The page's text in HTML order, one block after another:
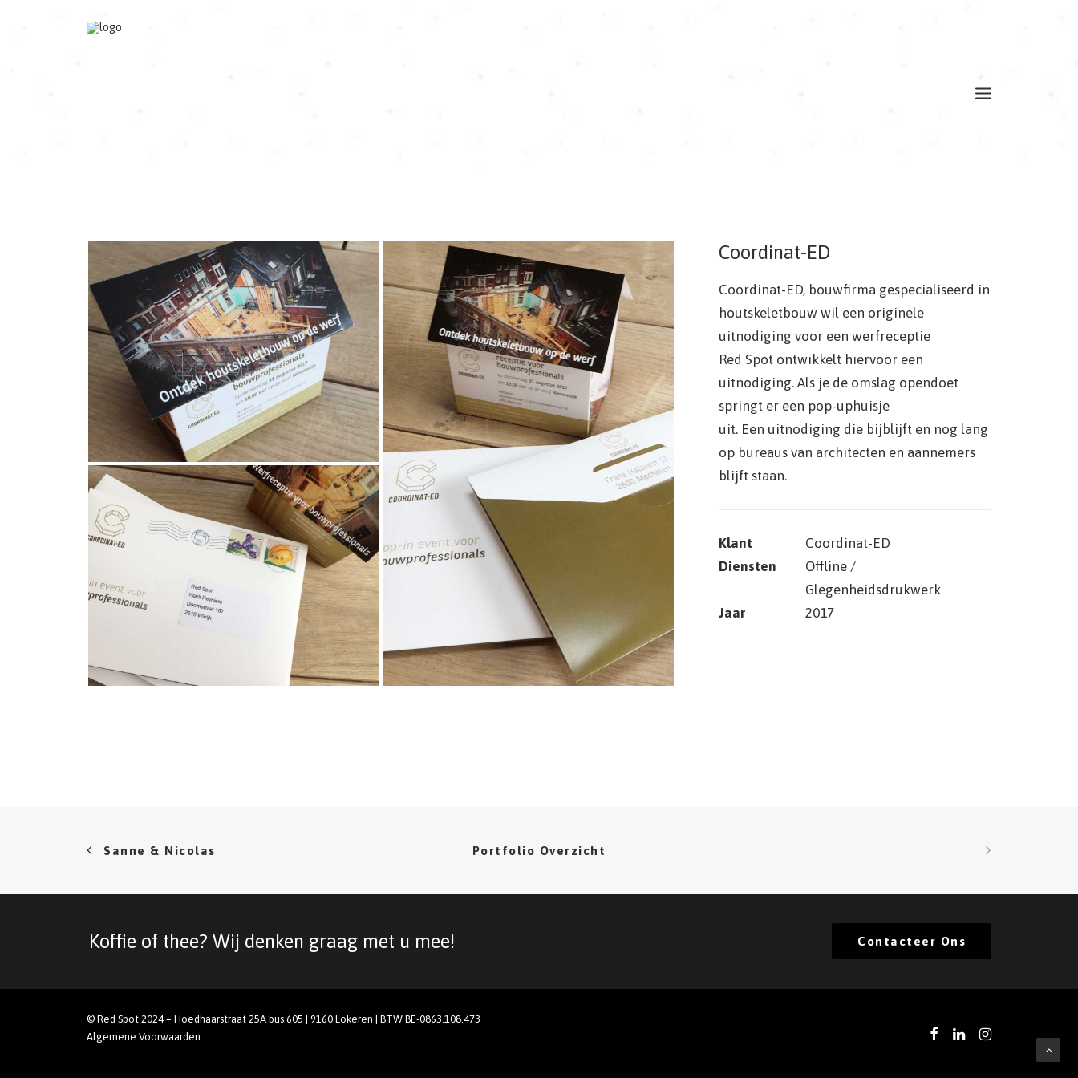
Coordinat-ED
Coordinat-ED, bouwfirma gespecialiseerd in
houtskeletbouw wil een originele
uitnodiging voor een werfreceptie
Red Spot ontwikkelt hiervoor een
uitnodiging. Als je de omslag opendoet
springt er een pop-uphuisje
uit. Een uitnodiging die bijblijft en nog lang
op bureaus van architecten en aannemers
blijft staan.
Klant
Coordinat-ED
Diensten
Offline /
Glegenheidsdrukwerk
Jaar
2017
Sanne & Nicolas Portfolio Overzicht
Koffie of thee? Wij denken graag met u mee! Contacteer Ons
© Red Spot 2024 – Hoedhaarstraat 25A bus 605 | 9160 Lokeren | BTW BE-0863.108.473
Algemene Voorwaarden